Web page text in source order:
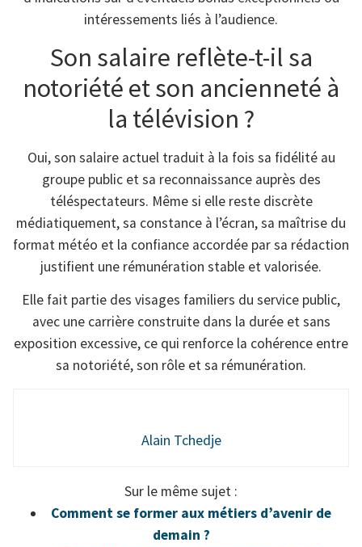
intéressements liés à l’audience.
Son salaire reflète-t-il sa
notoriété et son ancienneté à
la télévision ?
Oui, son salaire actuel traduit à la fois sa fidélité au
groupe public et sa reconnaissance auprès des
téléspectateurs. Même si elle reste discrète
médiatiquement, sa constance à l’écran, sa maîtrise du
format météo et la confiance accordée par sa rédaction
justifient une rémunération stable et valorisée.
Elle fait partie des visages familiers du service public,
avec une carrière construite dans la durée et sans
exposition excessive, ce qui renforce la cohérence entre
sa notoriété, son rôle et sa rémunération.
Alain Tchedje
Sur le même sujet :
Comment se former aux métiers d’avenir de
demain ?